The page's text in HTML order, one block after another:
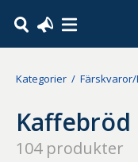
Kategorier
Kaffebröd
104produkter